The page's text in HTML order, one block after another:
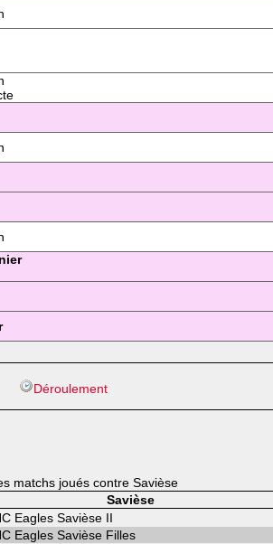
Déroulement
matchs joués contre Savièse
Savièse
Eagles Savièse II
Eagles Savièse Filles